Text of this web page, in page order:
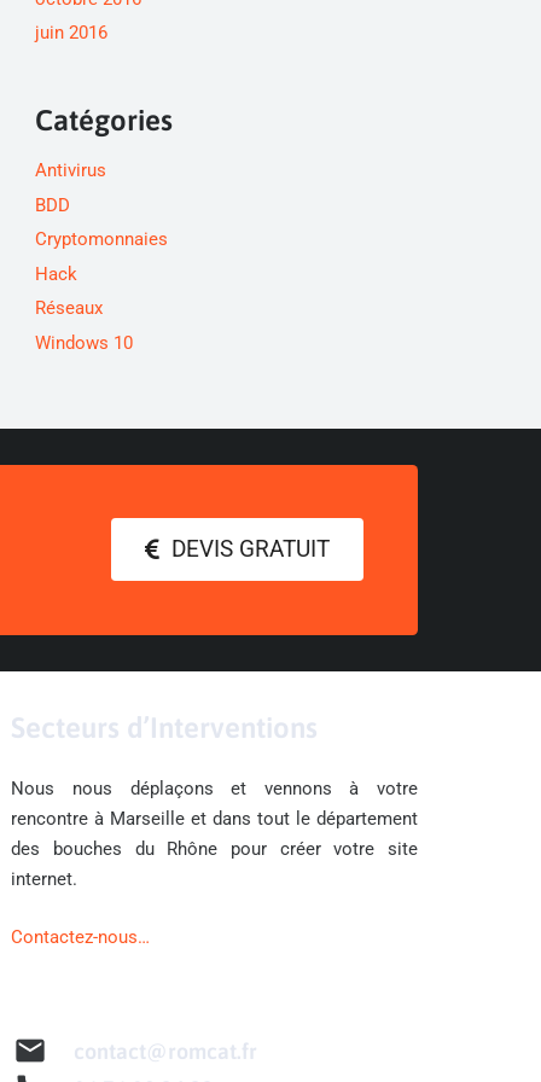
juin 2016
Catégories
Antivirus
BDD
Cryptomonnaies
Hack
Réseaux
Windows 10
DEVIS GRATUIT
Secteurs d’Interventions
Nous nous déplaçons et vennons à votre
rencontre à Marseille et dans tout le département
des bouches du Rhône pour créer votre site
internet.
Contactez-nous…
mail contact@romcat.fr